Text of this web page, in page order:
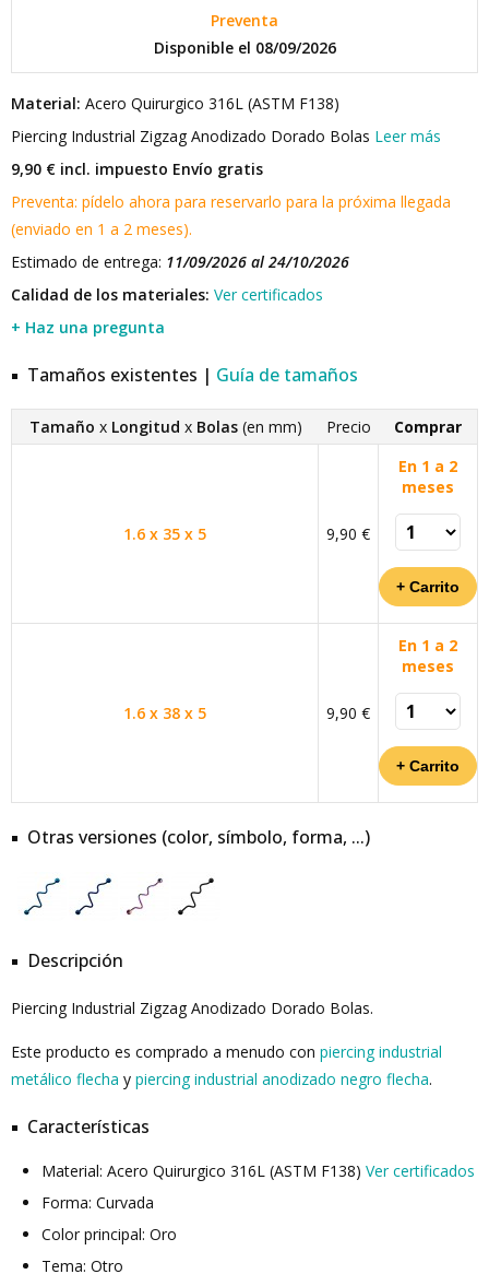
Preventa
Disponible el 08/09/2026
Material: Acero Quirurgico 316L (ASTM F138)
Piercing Industrial Zigzag Anodizado Dorado Bolas Leer más
9,90 € incl. impuesto Envío gratis
Preventa: pídelo ahora para reservarlo para la próxima llegada
(enviado en 1 a 2 meses).
Estimado de entrega: 11/09/2026 al 24/10/2026
Calidad de los materiales: Ver certificados
+ Haz una pregunta
Tamaños existentes | Guía de tamaños
Tamaño x Longitud x Bolas (en mm) Precio Comprar
1.6 x 35 x 5 9,90 €
En 1 a 2
meses
1.6 x 38 x 5 9,90 €
En 1 a 2
meses
Otras versiones (color, símbolo, forma, ...)
Descripción
Piercing Industrial Zigzag Anodizado Dorado Bolas.
Este producto es comprado a menudo con piercing industrial
metálico flecha y piercing industrial anodizado negro flecha.
Características
Material: Acero Quirurgico 316L (ASTM F138) Ver certificados
Forma: Curvada
Color principal: Oro
Tema: Otro